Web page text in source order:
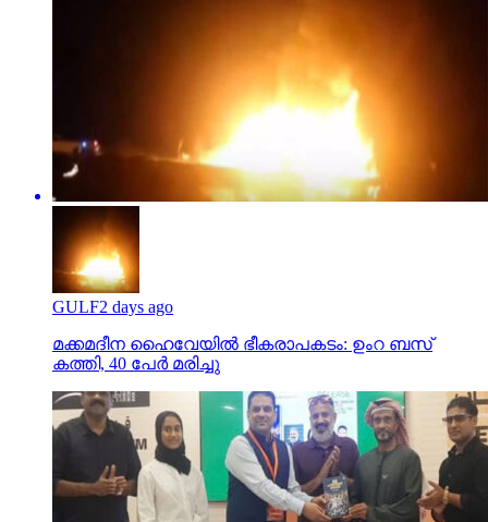
GULF2 days ago
മക്കമദീന ഹൈവേയില്‍ ഭീകരാപകടം: ഉംറ ബസ്
കത്തി, 40 പേര്‍ മരിച്ചു